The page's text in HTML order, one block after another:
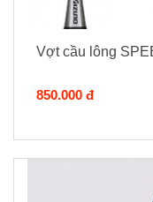
Vợt cầu lông
850.000 đ